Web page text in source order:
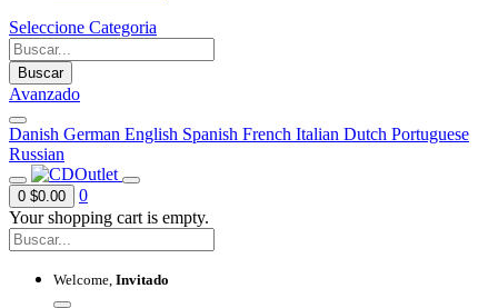
Seleccione Categoria
Buscar
Avanzado
Danish German English Spanish French Italian Dutch Portuguese
Russian
0 $0.00
0
Your shopping cart is empty.
Welcome, Invitado